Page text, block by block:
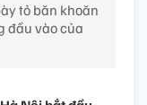
tỏ băn khoăn
đầu vào của